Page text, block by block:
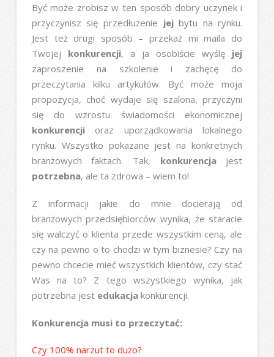
Być może zrobisz w ten sposób dobry uczynek i
przyczynisz się przedłużenie jejbytu na rynku.
Jest też drugi sposób – przekaż mi maila do
Twojej konkurencji, a ja osobiście wyślę jej
zaproszenie na szkolenie i zachęcę do
przeczytania kilku artykułów. Być może moja
propozycja, choć wydaje się szalona, przyczyni
się do wzrostu świadomości ekonomicznej
konkurencjioraz uporządkowania lokalnego
rynku. Wszystko pokazane jest na konkretnych
branżowych faktach. Tak, konkurencjajest
potrzebna, ale ta zdrowa – wiem to!
Z informacji jakie do mnie docierają od
branżowych przedsiębiorców wynika, że staracie
się walczyć o klienta przede wszystkim ceną, ale
czy na pewno o to chodzi w tym biznesie? Czy na
pewno chcecie mieć wszystkich klientów, czy stać
Was na to? Z tego wszystkiego wynika, jak
potrzebna jest edukacjakonkurencji.
Konkurencja musi to przeczytać:
Czy 100% narzut to dużo?